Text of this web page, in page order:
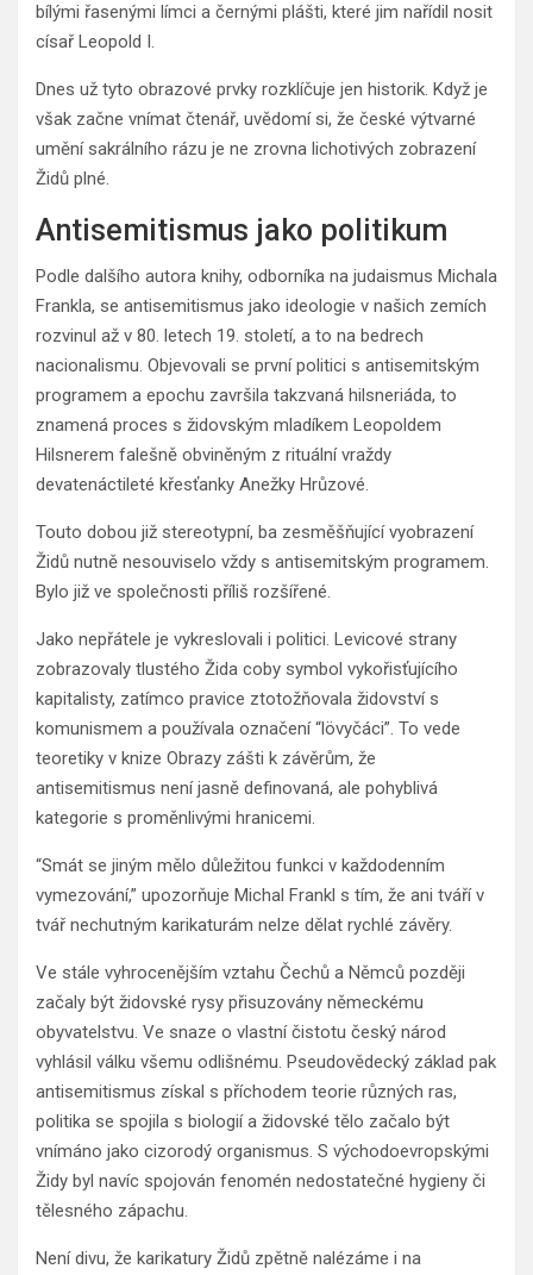
bílými řasenými límci a černými plášti, které jim nařídil nosit
císař Leopold I.
Dnes už tyto obrazové prvky rozklíčuje jen historik. Když je
však začne vnímat čtenář, uvědomí si, že české výtvarné
umění sakrálního rázu je ne zrovna lichotivých zobrazení
Židů plné.
Antisemitismus jako politikum
Podle dalšího autora knihy, odborníka na judaismus Michala
Frankla, se antisemitismus jako ideologie v našich zemích
rozvinul až v 80. letech 19. století, a to na bedrech
nacionalismu. Objevovali se první politici s antisemitským
programem a epochu završila takzvaná hilsneriáda, to
znamená proces s židovským mladíkem Leopoldem
Hilsnerem falešně obviněným z rituální vraždy
devatenáctileté křesťanky Anežky Hrůzové.
Touto dobou již stereotypní, ba zesměšňující vyobrazení
Židů nutně nesouviselo vždy s antisemitským programem.
Bylo již ve společnosti příliš rozšířené.
Jako nepřátele je vykreslovali i politici. Levicové strany
zobrazovaly tlustého Žida coby symbol vykořisťujícího
kapitalisty, zatímco pravice ztotožňovala židovství s
komunismem a používala označení “lövyčáci”. To vede
teoretiky v knize Obrazy zášti k závěrům, že
antisemitismus není jasně definovaná, ale pohyblivá
kategorie s proměnlivými hranicemi.
“Smát se jiným mělo důležitou funkci v každodenním
vymezování,” upozorňuje Michal Frankl s tím, že ani tváří v
tvář nechutným karikaturám nelze dělat rychlé závěry.
Ve stále vyhrocenějším vztahu Čechů a Němců později
začaly být židovské rysy přisuzovány německému
obyvatelstvu. Ve snaze o vlastní čistotu český národ
vyhlásil válku všemu odlišnému. Pseudovědecký základ pak
antisemitismus získal s příchodem teorie různých ras,
politika se spojila s biologií a židovské tělo začalo být
vnímáno jako cizorodý organismus. S východoevropskými
Židy byl navíc spojován fenomén nedostatečné hygieny či
tělesného zápachu.
Není divu, že karikatury Židů zpětně nalézáme i na